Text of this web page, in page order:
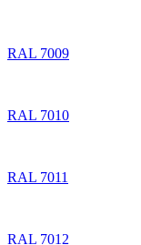
RAL 7009
RAL 7010
RAL 7011
RAL 7012